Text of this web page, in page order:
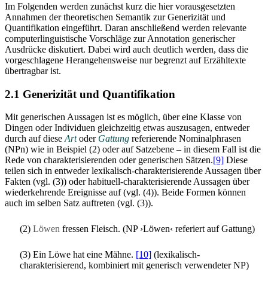
Im Folgenden werden zunächst kurz die hier vorausgesetzten
Annahmen der theoretischen Semantik zur Generizität und
Quantifikation eingeführt. Daran anschließend werden relevante
computerlinguistische Vorschläge zur Annotation generischer
Ausdrücke diskutiert. Dabei wird auch deutlich werden, dass die
vorgeschlagene Herangehensweise nur begrenzt auf Erzähltexte
übertragbar ist.
2.1 Generizität und Quantifikation
Mit generischen Aussagen ist es möglich, über eine Klasse von
Dingen oder Individuen gleichzeitig etwas auszusagen, entweder
durch auf diese Artoder Gattung referierende Nominalphrasen
(NPn) wie in Beispiel (2) oder auf Satzebene – in diesem Fall ist die
Rede von charakterisierenden oder generischen Sätzen.[9] Diese
teilen sich in entweder lexikalisch-charakterisierende Aussagen über
Fakten (vgl. (3)) oder habituell-charakterisierende Aussagen über
wiederkehrende Ereignisse auf (vgl. (4)). Beide Formen können
auch im selben Satz auftreten (vgl. (3)).
(2) Löwen fressen Fleisch. (NP ›Löwen‹ referiert auf Gattung)
(3) Ein Löwe hat eine Mähne. [10] (lexikalisch-
charakterisierend, kombiniert mit generisch verwendeter NP)